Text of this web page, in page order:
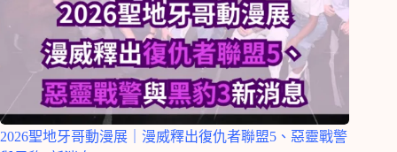
2026聖地牙哥動漫展｜漫威釋出復仇者聯盟5、惡靈戰警